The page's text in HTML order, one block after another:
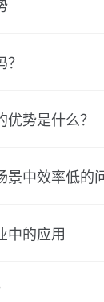
势是什么？
景中效率低的
中的应用